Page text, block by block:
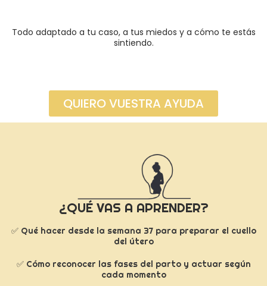
Todo adaptado a tu caso, a tus miedos y a cómo te estás
sintiendo.
QUIERO VUESTRA AYUDA
¿QUÉ VAS A APRENDER?
✅ Qué hacer desde la semana 37 para preparar el cuello
del útero
✅ Cómo reconocer las fases del parto y actuar según
cada momento